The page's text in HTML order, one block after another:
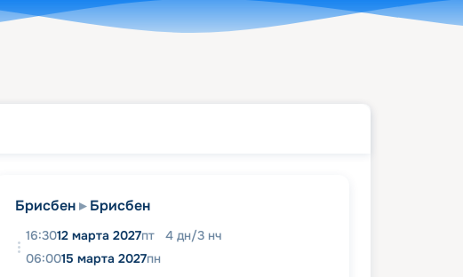
Брисбен Брисбен
16:3012 марта 2027пт 4 дн/3 нч
06:0015 марта 2027пн